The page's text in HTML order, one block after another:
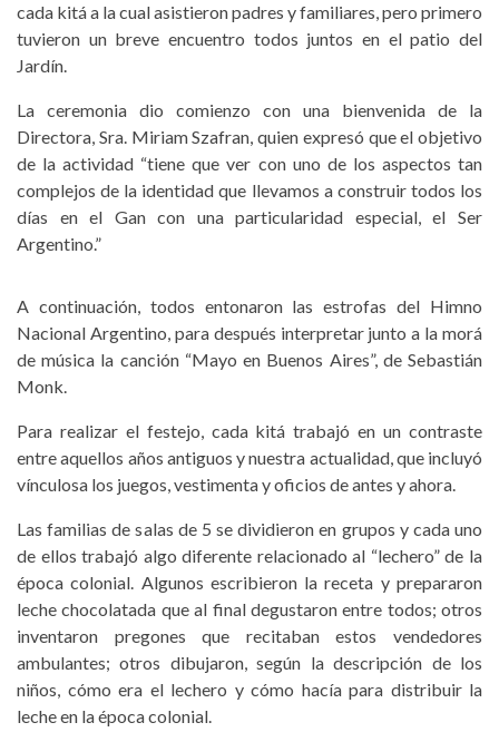
cada kitá a la cual asistieron padres y familiares, pero primero
tuvieron un breve encuentro todos juntos en el patio del
Jardín.
La ceremonia dio comienzo con una bienvenida de la
Directora, Sra. Miriam Szafran, quien expresó que el objetivo
de la actividad “tiene que ver con uno de los aspectos tan
complejos de la identidad que llevamos a construir todos los
días en el Gan con una particularidad especial, el Ser
Argentino.”
A continuación, todos entonaron las estrofas del Himno
Nacional Argentino, para después interpretar junto a la morá
de música la canción “Mayo en Buenos Aires”, de Sebastián
Monk.
Para realizar el festejo, cada kitá trabajó en un contraste
entre aquellos años antiguos y nuestra actualidad, que incluyó
vínculosa los juegos, vestimenta y oficios de antes y ahora.
Las familias de salas de 5 se dividieron en grupos y cada uno
de ellos trabajó algo diferente relacionado al “lechero” de la
época colonial. Algunos escribieron la receta y prepararon
leche chocolatada que al final degustaron entre todos; otros
inventaron pregones que recitaban estos vendedores
ambulantes; otros dibujaron, según la descripción de los
niños, cómo era el lechero y cómo hacía para distribuir la
leche en la época colonial.